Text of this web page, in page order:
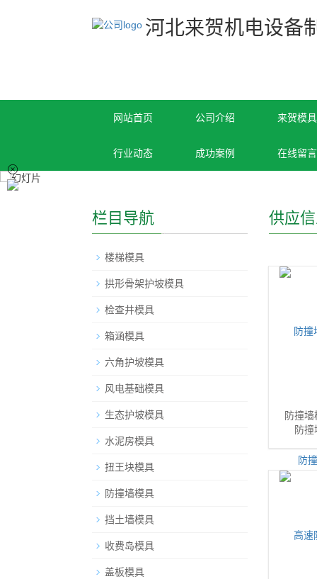
河北来贺机电设备
网站首页 公司介绍 来贺模
行业动态 成功案例 在线留言
供应
防撞
防
栏目导航
楼梯模具
拱形骨架护坡模具
检查井模具
箱涵模具
六角护坡模具
风电基础模具
生态护坡模具
水泥房模具
扭王块模具
防撞墙模具
挡土墙模具
收费岛模具
盖板模具